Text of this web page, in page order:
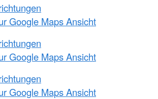
Google Maps Ansicht
Google Maps Ansicht
Google Maps Ansicht